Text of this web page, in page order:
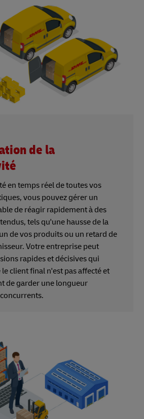
de la
en temps réel de toutes vos
vous pouvez gérer un
de réagir rapidement à des
tels qu'une hausse de la
de vos produits ou un retard de
Votre entreprise peut
rapides et décisives qui
client final n'est pas affecté et
de garder une longueur